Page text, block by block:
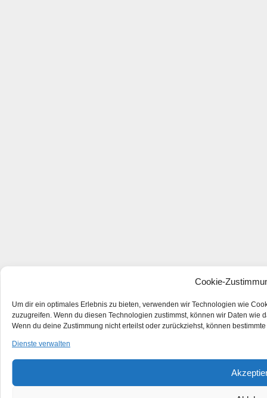
Cookie-
Um dir ein optimales Erlebnis zu bieten, verwenden wir Technologien wie
zuzugreifen. Wenn du diesen Technologien zustimmst, können wir Daten
Wenn du deine Zustimmung nicht erteilst oder zurückziehst, können
Dienste verwalten